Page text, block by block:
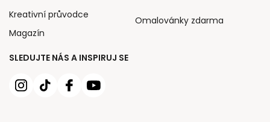
SLEDUJTE NÁS A INSPIRUJ SE
Kreativní průvodce
Magazín
Omalovánky zdarma